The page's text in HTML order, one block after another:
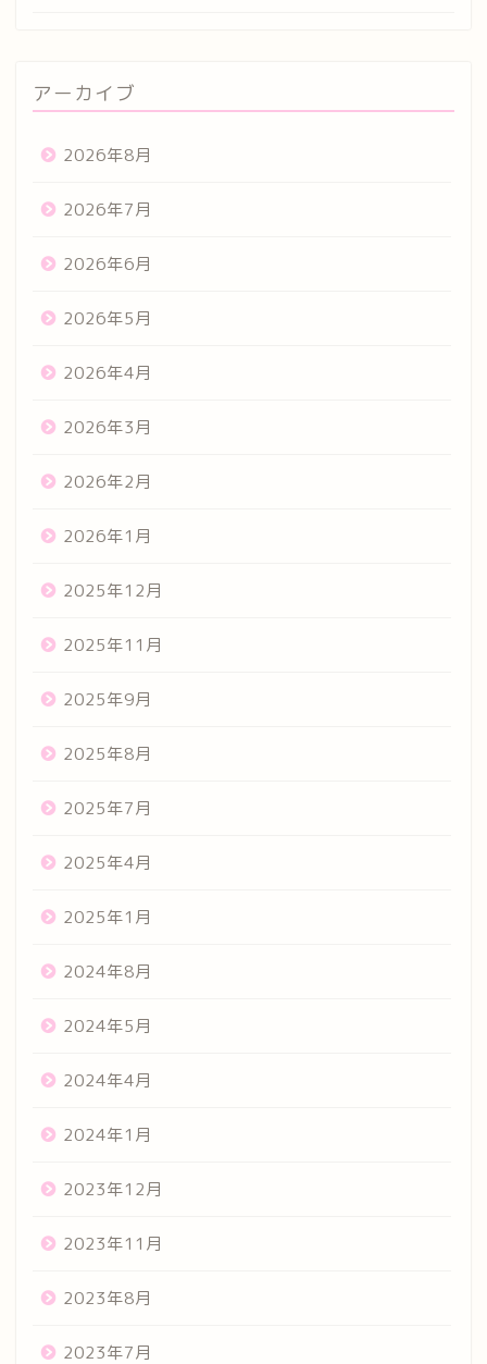
アーカイブ
2026年8月
2026年7月
2026年6月
2026年5月
2026年4月
2026年3月
2026年2月
2026年1月
2025年12月
2025年11月
2025年9月
2025年8月
2025年7月
2025年4月
2025年1月
2024年8月
2024年5月
2024年4月
2024年1月
2023年12月
2023年11月
2023年8月
2023年7月